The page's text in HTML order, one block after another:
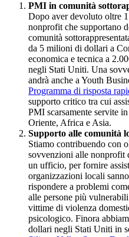
PMI in comunità
Dopo aver devoluto oltre
nonprofit che supportano
comunità
da 5 milioni di dollari a
economica e tecnica a
negli Stati Uniti. Una
andrà anche a Youth
Programma di risposta
supporto critico tra cui
PMI scarsamente servite
Oriente, Africa e Asia.
Supporto alle comunità
Stiamo contribuendo con
sovvenzioni alle nonprofit
un ufficio, per fornire
organizzazioni locali
rispondere a problemi
alle persone più
vittime di violenza
psicologico. Finora
dollari negli Stati Uniti in